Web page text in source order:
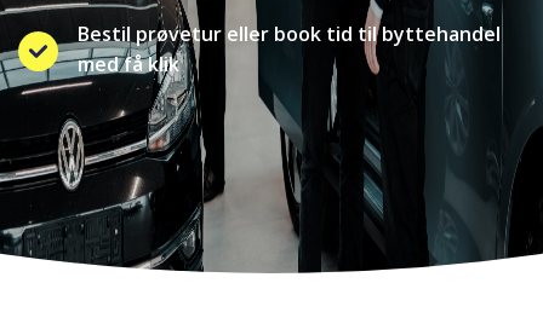
Bestil prøvetur eller book tid til byttehandel
med få klik